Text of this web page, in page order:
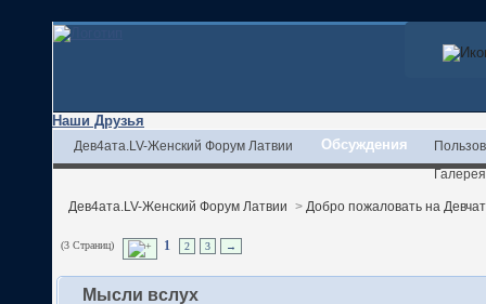
Наши Друзья
Дев4ата.LV-Женский Форум Латвии Обсуждения
Галерея
Дев4ата.LV-Женский Форум Латвии > Добро пожаловать на
(3 Страниц) 1 2 3 →
Мысли вслух